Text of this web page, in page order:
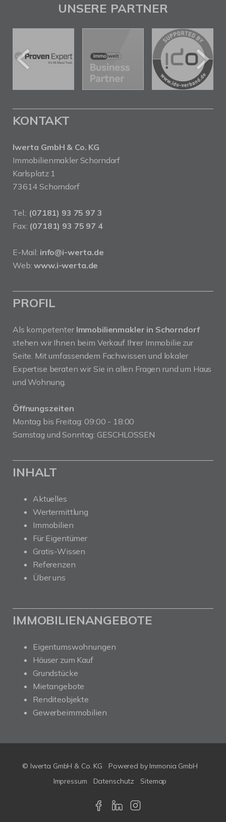
UNSERE PARTNER
KONTAKT
Iwerta GmbH & Co. KG
Immobilienmakler Schorndorf
Karlsplatz 1
73614 Schorndorf
Tel.: (07181) 93 75 97 3
Fax: (07181) 93 75 97 4
E-Mail: info@i-werta.de
Web:www.i-werta.de
PROFIL
Als kompetenter Immobilienmakler in Schorndorf
stehen wir Ihnen beim Verkauf Ihrer Immobilie zur
Seite. Mit umfassendem Fachwissen und lokaler
Expertise beraten wir Sie in allen Fragen rund um Haus
und Wohnung.
Öffnungszeiten
Montag bis Freitag: 09:00 - 18:00
Samstag und Sonntag: GESCHLOSSEN
INHALT
Aktuelles
Wertermittlung
Immobilien
Für Eigentümer
Gratis-Wissen
Referenzen
Über uns
IMMOBILIENANGEBOTE
Eigentumswohnungen
Häuser zum Kauf
Grundstücke
Mietangebote
Renditeobjekte
Gewerbeimmobilien
© Iwerta GmbH & Co. KG Powered by Immonia GmbH
Impressum
Datenschutz Sitemap